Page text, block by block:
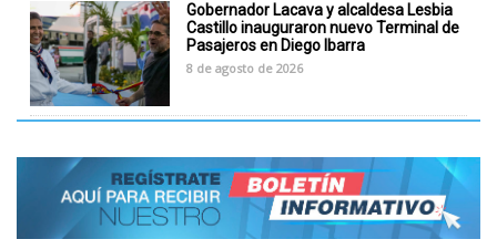
Gobernador Lacava y alcaldesa Lesbia
Castillo inauguraron nuevo Terminal de
Pasajeros en Diego Ibarra
8 de agosto de 2026